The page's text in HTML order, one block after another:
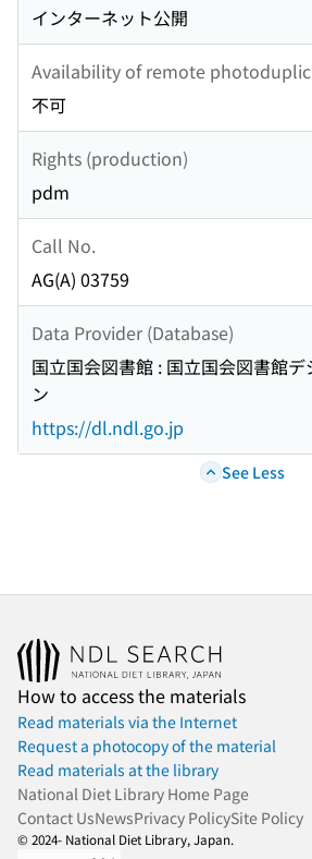
インターネット公開
Availability of remote
不可
Rights (production)
pdm
Call No.
AG(A) 03759
Data Provider (Database)
国立国会図書館 : 国立国会図書館デ
ン
https://dl.ndl.go.jp
See Less
How to access the materials
Read materials via the Internet
Request a photocopy of the material
Read materials at the library
National Diet Library Home Page
Contact UsNewsPrivacy PolicySite Policy
© 2024- National Diet Library, Japan.